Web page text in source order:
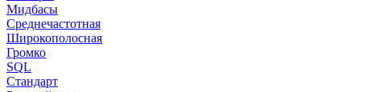
Мидбасы
Среднечастотная
Широкополосная
Громко
SQL
Стандарт